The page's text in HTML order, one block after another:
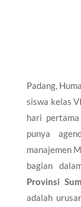
Padang,
siswa kelas
hari
punya
manajemen
bagian
Provinsi
adalah